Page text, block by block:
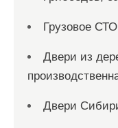
Грузовое СТО
Двери из
Двери